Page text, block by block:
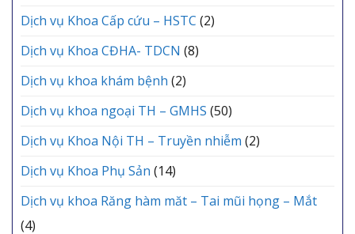
Dịch vụ Khoa Cấp cứu – HSTC (2)
Dịch vụ Khoa CĐHA- TDCN (8)
Dịch vụ khoa khám bệnh (2)
Dịch vụ khoa ngoại TH – GMHS (50)
Dịch vụ Khoa Nội TH – Truyền nhiễm (2)
Dịch vụ Khoa Phụ Sản (14)
Dịch vụ khoa Răng hàm măt – Tai mũi họng – Mắt
(4)